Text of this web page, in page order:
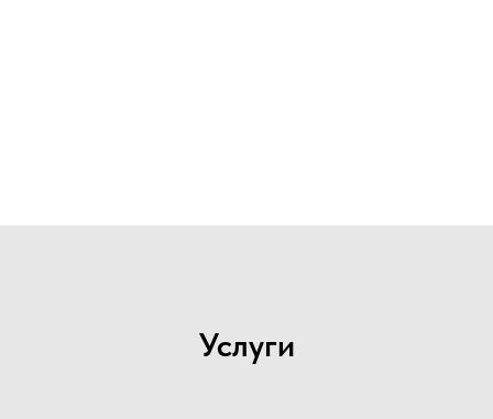
Услуги